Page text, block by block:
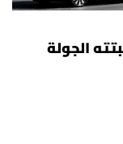
الجولة